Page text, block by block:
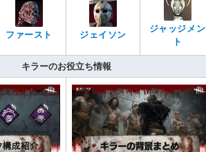
ファースト ジェイソン
ジャッジメン
ト
キラーのお役立ち情報